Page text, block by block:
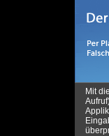
Mit